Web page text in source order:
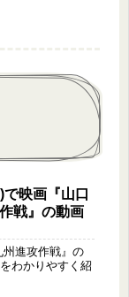
映画『山口
戦』の動画
進攻作戦』の
わかりやすく紹